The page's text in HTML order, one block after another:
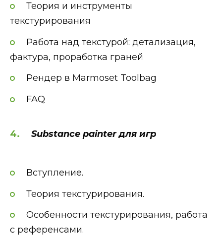
Теория и инструменты
текстурирования
Работа над текстурой: детализация,
фактура, проработка граней
Рендер в Marmoset Toolbag
FAQ
Substance painter для игр
Вступление.
Теория текстурирования.
Особенности текстурирования, работа
с референсами.